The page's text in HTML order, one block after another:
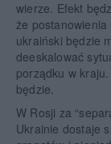
wierze. Efekt
że
ukraiński będzie
deeskalować
porządku w
będzie.
W Rosji za
Ukrainie dostaje